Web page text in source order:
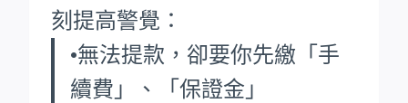
刻提高警覺：
•無法提款，卻要你先繳「手
續費」、「保證金」